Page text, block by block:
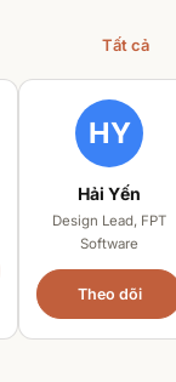
Tất cả
Hải Yến
Design Lead, FPT
Software
Theo dõi